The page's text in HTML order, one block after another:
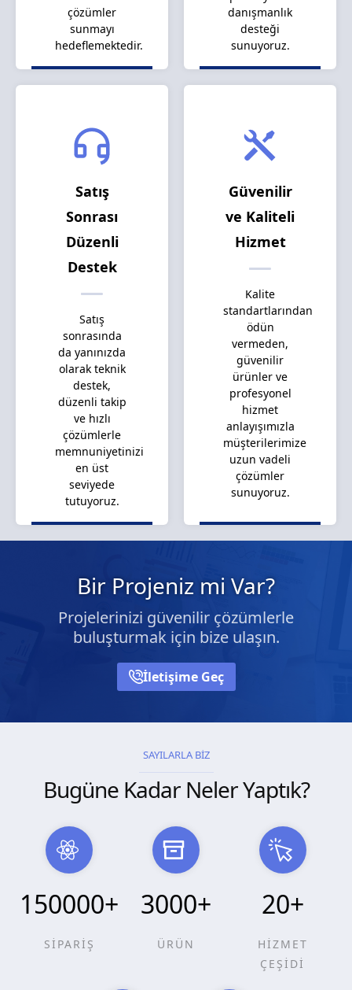
çözümler
sunmayı
hedeflemektedir.
danışmanlık
desteği
sunuyoruz.
Satış
Sonrası
Düzenli
Destek
Satış
sonrasında
da yanınızda
olarak teknik
destek,
düzenli takip
ve hızlı
çözümlerle
memnuniyetinizi
en üst
seviyede
tutuyoruz.
Güvenilir
ve Kaliteli
Hizmet
Kalite
standartlarından
ödün
vermeden,
güvenilir
ürünler ve
profesyonel
hizmet
anlayışımızla
müşterilerimize
uzun vadeli
çözümler
sunuyoruz.
Bir Projeniz mi Var?
Projelerinizi güvenilir çözümlerle
buluşturmak için bize ulaşın.
İletişime Geç
SAYILARLA BİZ
Bugüne Kadar Neler Yaptık?
150000+
SİPARİŞ
3000+
ÜRÜN
20+
HİZMET
ÇEŞİDİ